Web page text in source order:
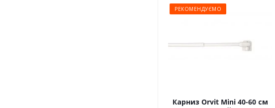
РЕКОМЕНДУЄМО
Карниз Orvit Mini 40-60 см